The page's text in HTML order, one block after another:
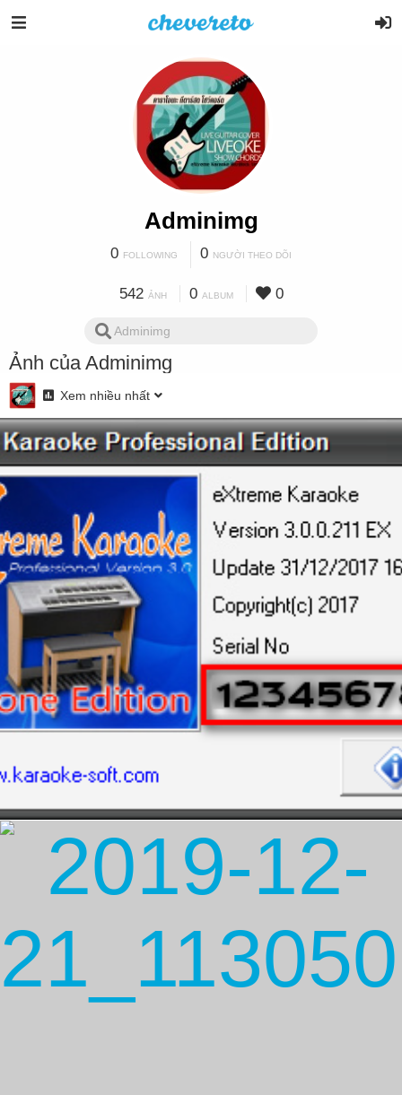
Adminimg
0 FOLLOWING 0 NGƯỜI THEO DÕI
542 ẢNH 0 ALBUM 0
Ảnh của Adminimg
Xem nhiều nhất